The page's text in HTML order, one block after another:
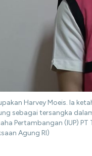
Harvey Moeis. Ia
sebagai tersangka
Pertambangan (IUP)
Agung RI)